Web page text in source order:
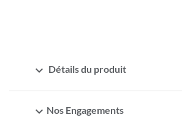
expand_more Détails du produit
expand_more Nos Engagements